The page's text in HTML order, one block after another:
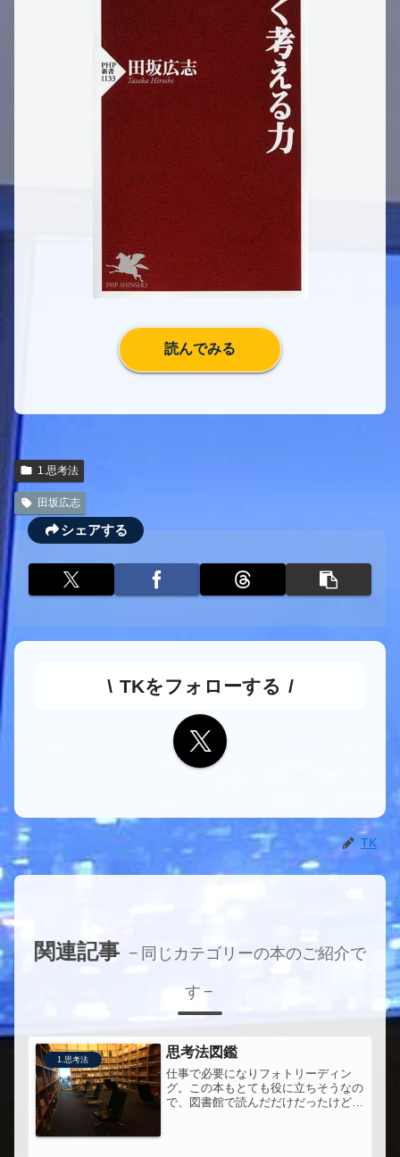
読んでみる
1.思考法
田坂広志
シェアする
TKをフォローする
TK
関連記事
同じカテゴリーの本のご紹介で
す
1.思考法 思考法図鑑
仕事で必要になりフォトリーディン
グ。この本もとても役に立ちそうなの
で、図書館で読んだだけだったけど、